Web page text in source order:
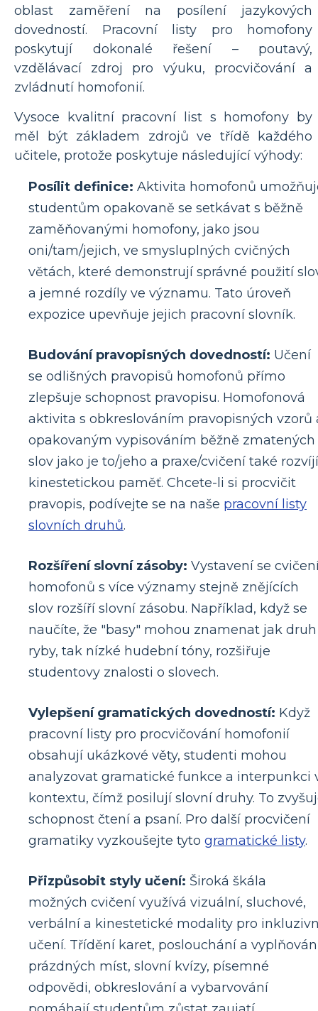
oblast zaměření na posílení jazykových
dovedností. Pracovní listy pro homofony
poskytují dokonalé řešení – poutavý,
vzdělávací zdroj pro výuku, procvičování a
zvládnutí homofonií.
Vysoce kvalitní pracovní list s homofony by
měl být základem zdrojů ve třídě každého
učitele, protože poskytuje následující výhody:
Posílit definice: Aktivita homofonů
studentům opakovaně se setkávat s běžně
zaměňovanými homofony, jako jsou
oni/tam/jejich, ve smysluplných cvičných
větách, které demonstrují správné použití
a jemné rozdíly ve významu. Tato úroveň
expozice upevňuje jejich pracovní slovník.
Budování pravopisných dovedností: Učení
se odlišných pravopisů homofonů přímo
zlepšuje schopnost pravopisu. Homofonová
aktivita s obkreslováním pravopisných vzorů
opakovaným vypisováním běžně zmatených
slov jako je to/jeho a praxe/cvičení také rozvíjí
kinestetickou paměť. Chcete-li si procvičit
pravopis, podívejte se na naše pracovní listy
slovních druhů.
Rozšíření slovní zásoby: Vystavení se
homofonů s více významy stejně znějících
slov rozšíří slovní zásobu. Například, když se
naučíte, že "basy" mohou znamenat jak druh
ryby, tak nízké hudební tóny, rozšiřuje
studentovy znalosti o slovech.
Vylepšení gramatických dovedností: Když
pracovní listy pro procvičování homofonií
obsahují ukázkové věty, studenti mohou
analyzovat gramatické funkce a interpunkci
kontextu, čímž posilují slovní druhy. To
schopnost čtení a psaní. Pro další procvičení
gramatiky vyzkoušejte tyto gramatické listy.
Přizpůsobit styly učení: Široká škála
možných cvičení využívá vizuální, sluchové,
verbální a kinestetické modality pro
učení. Třídění karet, poslouchání a
prázdných míst, slovní kvízy, písemné
odpovědi, obkreslování a vybarvování